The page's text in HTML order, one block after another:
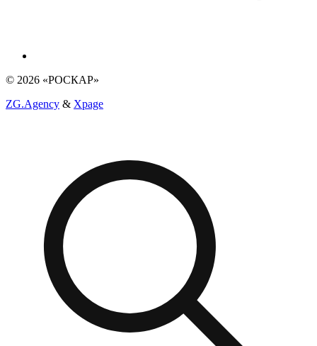
© 2026 «РОСКАР»
ZG.Agency & Xpage